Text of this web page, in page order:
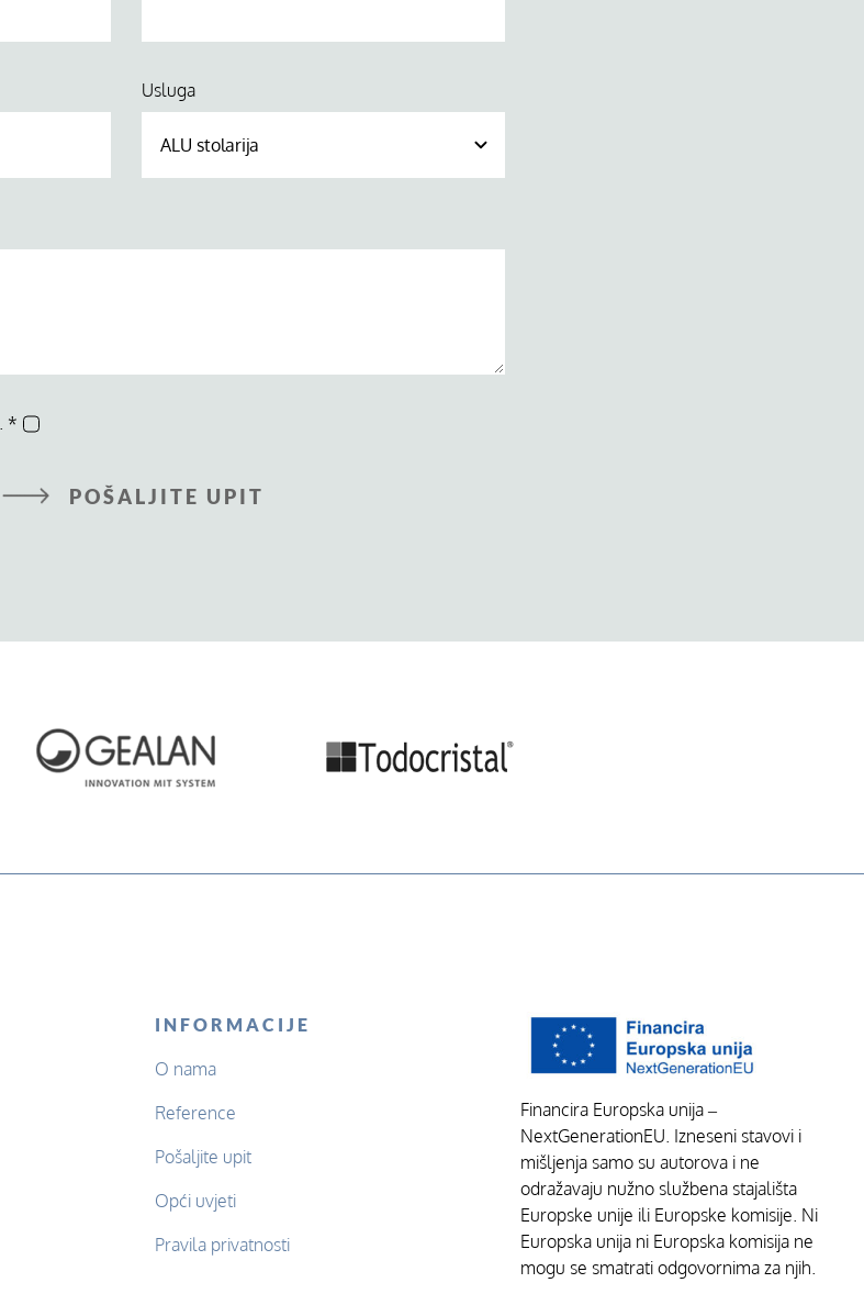
Usluga
*
POŠALJITE UPIT
INFORMACIJE
O nama
Reference
Pošaljite upit
Opći uvjeti
Pravila privatnosti
Financira Europska unija –
NextGenerationEU. Izneseni stavovi i
mišljenja samo su autorova i ne
odražavaju nužno službena stajališta
Europske unije ili Europske komisije. Ni
Europska unija ni Europska komisija ne
mogu se smatrati odgovornima za njih.